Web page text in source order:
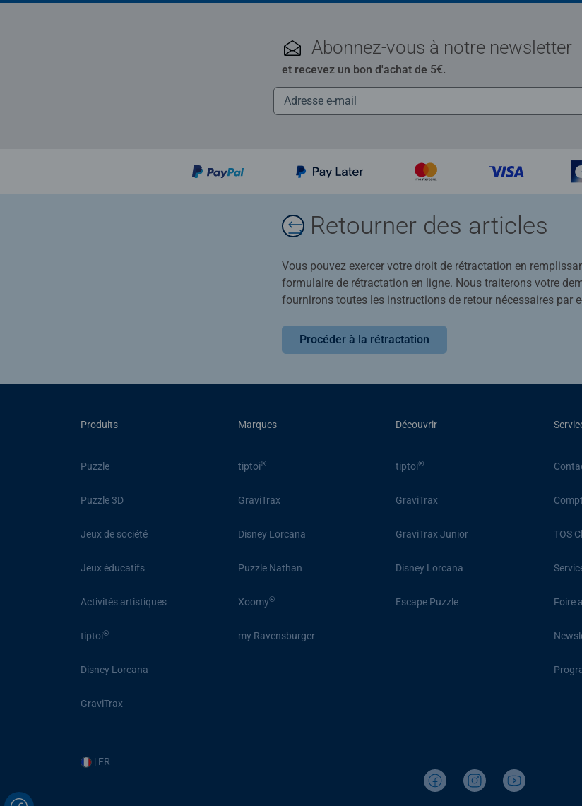
Abonnez-vous à notre newsletter
et recevez un bon d'achat de 5€.
Retourner des articles
Vous pouvez exercer votre droit de rétractation en
formulaire de rétractation en ligne. Nous traiterons votre
fournirons toutes les instructions de retour nécessaires par
Procéder à la rétractation
Produits
Puzzle
Puzzle 3D
Jeux de société
Jeux éducatifs
Activités artistiques
tiptoi®
Disney Lorcana
GraviTrax
Marques
tiptoi®
GraviTrax
Disney Lorcana
Puzzle Nathan
Xoomy®
my Ravensburger
Découvrir
tiptoi®
GraviTrax
GraviTrax Junior
Disney Lorcana
Escape Puzzle
TOS
Foire
| FR